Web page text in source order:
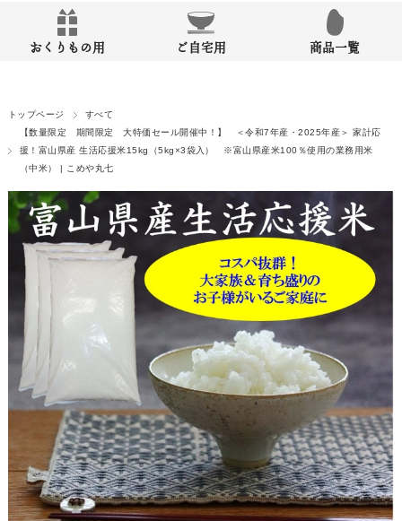
おくりもの用 ご自宅用 商品一覧
トップページ
すべて
【数量限定 期間限定 大特価セール開催中！】 ＜令和7年産・2025年産＞ 家計応
援！富山県産 生活応援米15kg（5kg×3袋入） ※富山県産米100％使用の業務用米
（中米） | こめや丸七